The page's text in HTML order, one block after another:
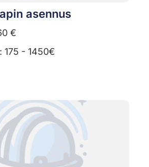
asennus
€
175 - 1450€